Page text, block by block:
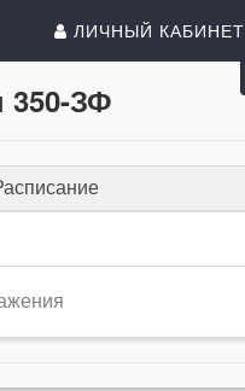
ЛИЧНЫЙ КАБИНЕТ
350-ЗФ